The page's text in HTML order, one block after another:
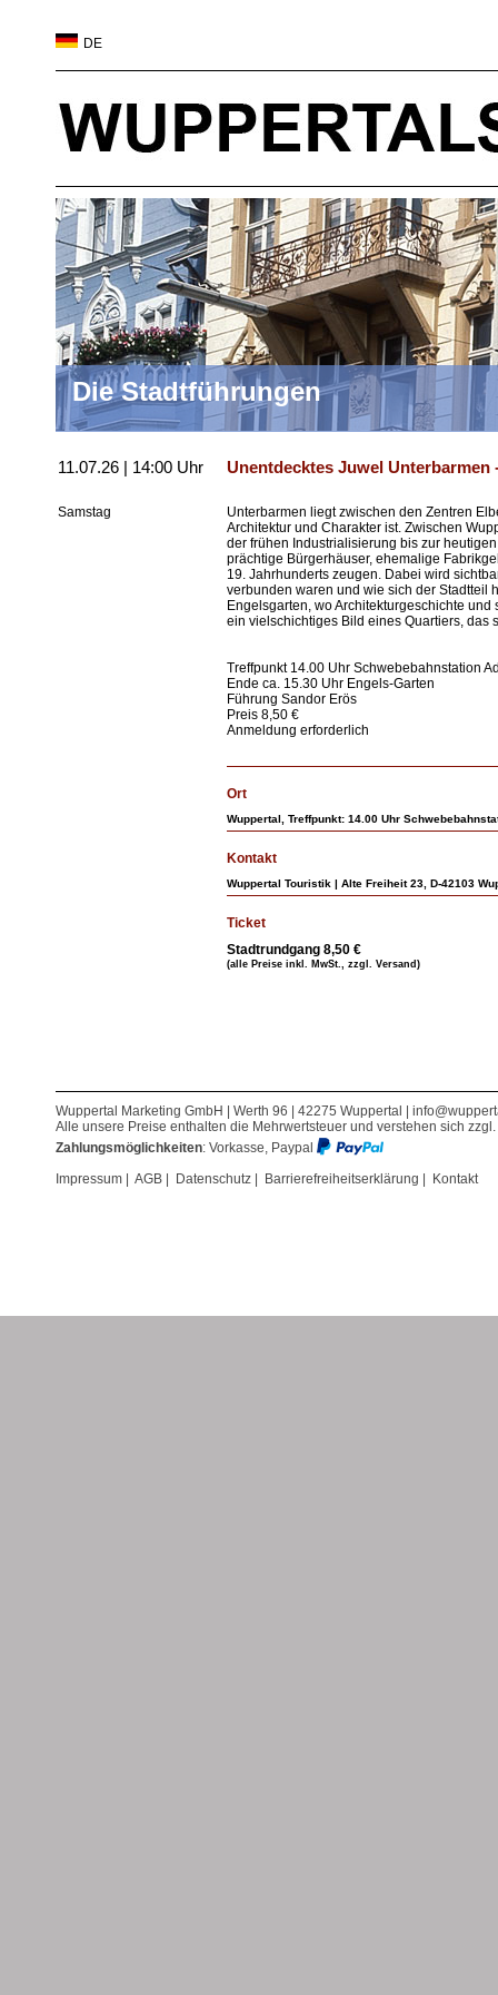
DE
Die Stadtführungen
11.07.26 | 14:00 Uhr Unentdecktes Juwel
Samstag
Unterbarmen liegt zwischen den Zentren
Architektur und Charakter ist. Zwischen
der frühen Industrialisierung bis zur
prächtige Bürgerhäuser, ehemalige
19. Jahrhunderts zeugen. Dabei wird
verbunden waren und wie sich der Stadtteil
Engelsgarten, wo Architekturgeschichte
ein vielschichtiges Bild eines Quartiers, das
Treffpunkt 14.00 Uhr Schwebebahnstation
Ende ca. 15.30 Uhr Engels-Garten
Führung Sandor Erös
Preis 8,50 €
Anmeldung erforderlich
Ort
Wuppertal, Treffpunkt: 14.00 Uhr
Kontakt
Wuppertal Touristik | Alte Freiheit 23, D-42103
Ticket
Stadtrundgang 8,50 €
(alle Preise inkl. MwSt., zzgl. Versand)
Wuppertal Marketing GmbH | Werth 96 | 42275 Wuppertal |
Alle unsere Preise enthalten die Mehrwertsteuer und verstehen sich
Zahlungsmöglichkeiten: Vorkasse, Paypal
Impressum | AGB | Datenschutz | Barrierefreiheitserklärung | Kontakt